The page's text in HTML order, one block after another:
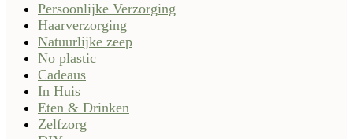
Persoonlijke Verzorging
Haarverzorging
Natuurlijke zeep
No plastic
Cadeaus
In Huis
Eten & Drinken
Zelfzorg